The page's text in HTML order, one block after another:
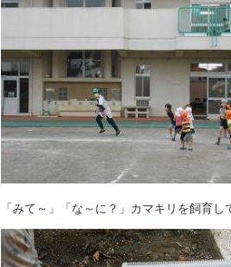
「みて～」「な～に？」カマキリを飼育し